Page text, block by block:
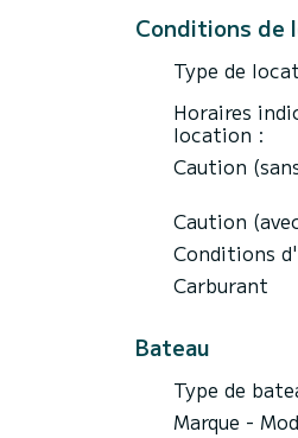
Conditions de
Type de
Horaires
location :
Caution
Caution
Conditions
Carburant
Bateau
Type de
Marque -